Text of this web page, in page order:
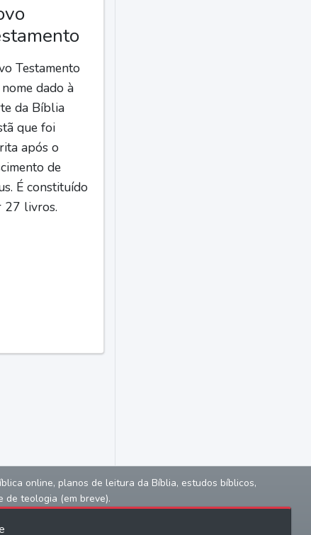
Testamento
dado à
da Bíblia
que foi
após o
de
É constituído
27 livros.
online, planos de leitura da Bíblia, estudos bíblicos,
de teologia (em breve).